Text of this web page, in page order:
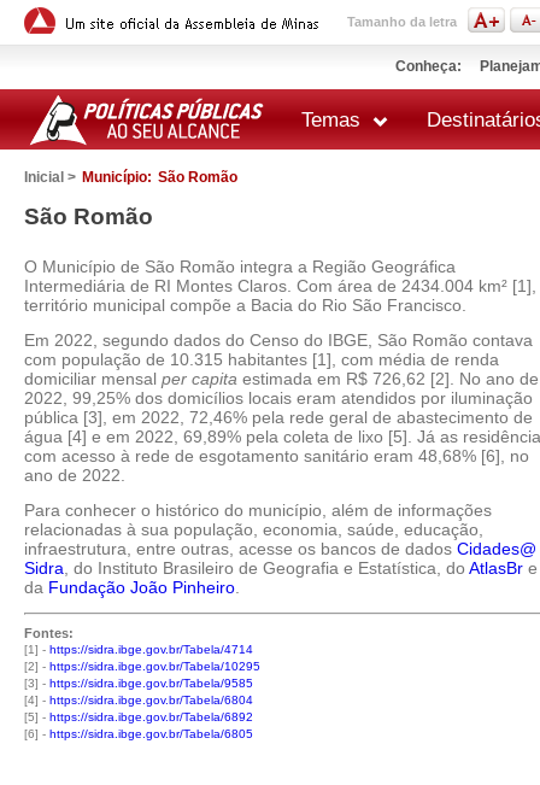
Tamanho da letra
Conheça:
Temas
Inicial > Município: São Romão
São Romão
O Município de São Romão integra a Região Geográfica
Intermediária de RI Montes Claros. Com área de 2434.004 km² [1],
território municipal compõe a Bacia do Rio São Francisco.
Em 2022, segundo dados do Censo do IBGE, São Romão contava
com população de 10.315 habitantes [1], com média de renda
domiciliar mensal per capita estimada em R$ 726,62 [2]. No ano de
2022, 99,25% dos domicílios locais eram atendidos por iluminação
pública [3], em 2022, 72,46% pela rede geral de abastecimento de
água [4] e em 2022, 69,89% pela coleta de lixo [5]. Já as
com acesso à rede de esgotamento sanitário eram 48,68% [6], no
ano de 2022.
Para conhecer o histórico do município, além de informações
relacionadas à sua população, economia, saúde, educação,
infraestrutura, entre outras, acesse os bancos de dados Cidades@
Sidra , do Instituto Brasileiro de Geografia e Estatística, doAtlasBr e
da Fundação João Pinheiro
Fontes:
[1] - https://sidra.ibge.gov.br/Tabela/4714
[2] - https://sidra.ibge.gov.br/Tabela/10295
[3] - https://sidra.ibge.gov.br/Tabela/9585
[4] - https://sidra.ibge.gov.br/Tabela/6804
[5] - https://sidra.ibge.gov.br/Tabela/6892
[6] - https://sidra.ibge.gov.br/Tabela/6805